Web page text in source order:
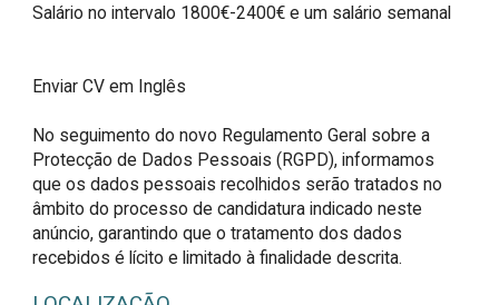
Salário no intervalo 1800€-2400€ e um salário semanal
Enviar CV em Inglês
No seguimento do novo Regulamento Geral sobre a
Protecção de Dados Pessoais (RGPD), informamos
que os dados pessoais recolhidos serão tratados no
âmbito do processo de candidatura indicado neste
anúncio, garantindo que o tratamento dos dados
recebidos é lícito e limitado à finalidade descrita.